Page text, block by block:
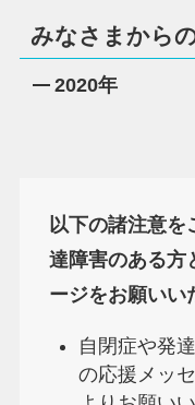
みなさまから
2020年
以下の諸注意を
達障害のある⽅
ージをお願いい
⾃閉症や発
の応援メッ